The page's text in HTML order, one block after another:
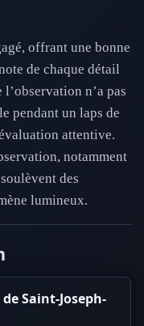
offrant une bonne
de chaque détail
n’a pas
pendant un laps de
attentive.
notamment
des
lumineux.
Saint-Joseph-